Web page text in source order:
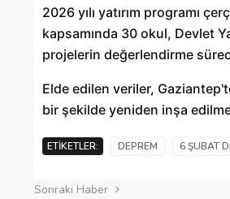
2026 yılı yatırım programı
kapsamında 30 okul, Devlet
projelerin değerlendirme
Elde edilen veriler,
bir şekilde yeniden inşa
ETIKETLER: DEPREM 6 ŞUBAT
Sonraki Haber